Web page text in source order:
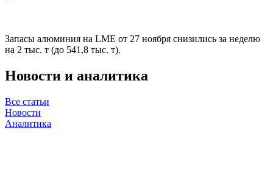
Запасы алюминия на LME от 27 ноября снизились за неделю
на 2 тыс. т (до 541,8 тыс. т).
Новости и аналитика
Все статьи
Новости
Аналитика